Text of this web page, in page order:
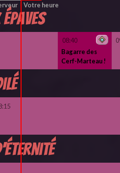
Votre heure
08:40
Bagarre des
Cerf-Marteau !